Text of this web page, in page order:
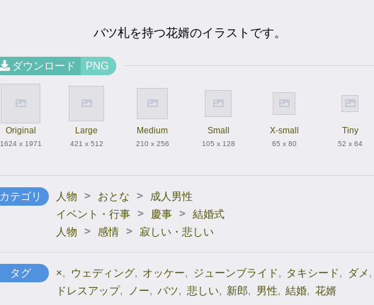
バツ札を持つ花婿のイラストです。
ダウンロード PNG
Original
1624 x 1971
Large
421 x 512
Medium
210 x 256
Small
105 x 128
X-small
65 x 80
Tiny
52 x 64
カテゴリ 人物 > おとな >
成人男性
イベント・行事 > 慶事 > 結婚式
人物
> 感情 > 寂しい・悲しい
タグ ×, ウェディング, オッケー, ジューンブライド, タキシード, ダメ ,
ドレスアップ, ノー, バツ, 悲しい, 新郎, 男性, 結婚, 花婿